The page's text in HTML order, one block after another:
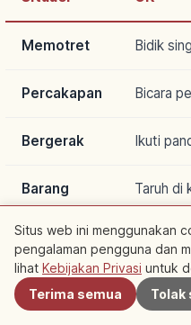
Memotret Bidik
Percakapan Bicara
Bergerak Ikuti
Barang Taruh di
Sikap Mendengarkan
Panduan juru mudi
dilewati dan latar belakang
Situs web ini menggunakan
pengalaman pengguna dan
lihat Kebijakan Privasi untuk
Terima semua
Tolak